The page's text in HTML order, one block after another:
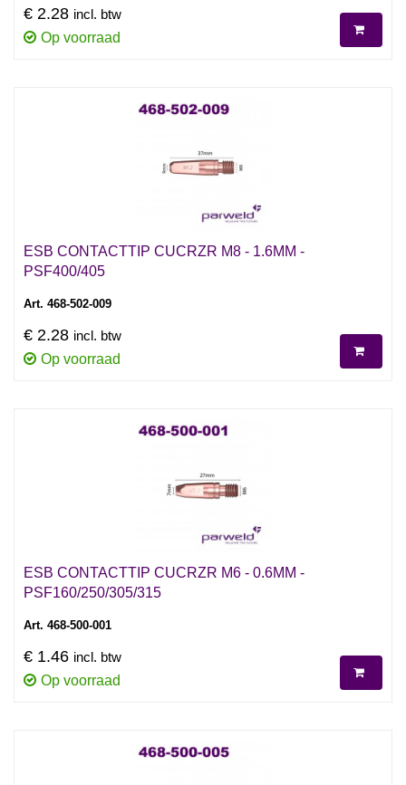
€ 2.28 incl. btw
Op voorraad
ESB CONTACTTIP CUCRZR M8 - 1.6MM -
PSF400/405
Art. 468-502-009
€ 2.28 incl. btw
Op voorraad
ESB CONTACTTIP CUCRZR M6 - 0.6MM -
PSF160/250/305/315
Art. 468-500-001
€ 1.46 incl. btw
Op voorraad